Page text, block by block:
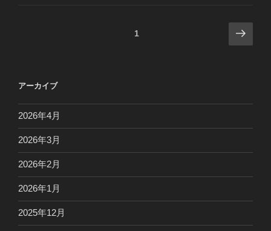
ペ
ジ
送
り
1
次
の
アーカイブ
2026年4月
2026年3月
2026年2月
2026年1月
2025年12月